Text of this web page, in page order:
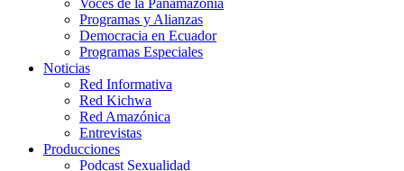
Voces de la Panamazonía
Programas y Alianzas
Democracia en Ecuador
Programas Especiales
Noticias
Red Informativa
Red Kichwa
Red Amazónica
Entrevistas
Producciones
Podcast Sexualidad